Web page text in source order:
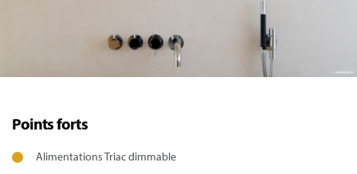
Points forts
Alimentations Triac dimmable